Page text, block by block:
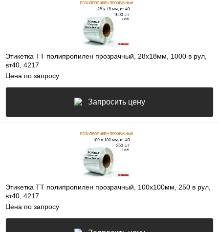
Этикетка ТТ полипропилен прозрачный, 28х18мм, 1000 в рул,
вт40, 4217
Цена по запросу
Запросить цену
Этикетка ТТ полипропилен прозрачный, 100х100мм, 250 в рул,
вт40, 4217
Цена по запросу